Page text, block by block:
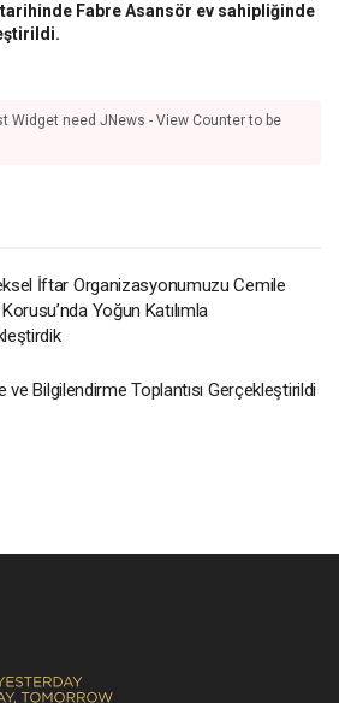
tarihinde Fabre Asansör ev sahipliğinde
Widget need JNews - View Counter to be
İftar Organizasyonumuzu Cemile
Yoğun Katılımla
ve Bilgilendirme Toplantısı Gerçekleştirildi